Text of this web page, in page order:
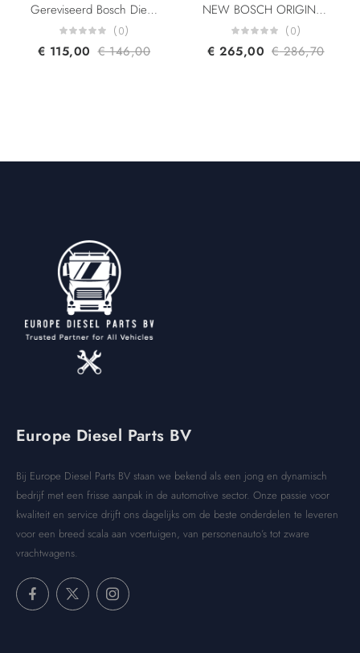
Gereviseerd Bosch Diesel Injector 0445110300 55196442 55221023 95517512 For Alfa Romeo Fiat General Motors Lancia Opel 1.6 Multijet Diesel Fuel Injector
(0)
€ 115,00 €146,00
NEW BOSCH ORIGINAL 0445110300 55196442 55221023 95517512 For Alfa Romeo Fiat General Motors Lancia Opel 1.6 Multijet Diesel Fuel Injector
(0)
€ 265,00 €286,70
Europe Diesel Parts BV
Bij Europe Diesel Parts BV staan we bekend als een jong en dynamisch
bedrijf met een frisse aanpak in de automotive sector. Onze passie voor
kwaliteit en service drijft ons dagelijks om de beste onderdelen te leveren
voor een breed scala aan voertuigen, van personenauto’s tot zware
vrachtwagens.